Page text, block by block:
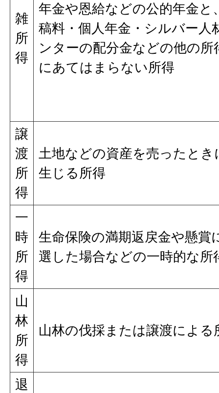
雑
所
得
年金や恩給などの公的年金と
稿料・個人年金・シルバー人
ンターの配分金などの他の所
にあてはまらない所得
譲
渡
所
得
土地などの資産を売ったとき
生じる所得
一
時
所
得
生命保険の満期返戻金や懸賞
選した場合などの一時的な所
山
林
所
得
山林の伐採または譲渡による
退